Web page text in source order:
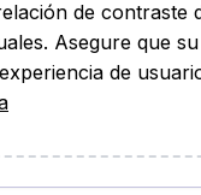
de contraste
Asegure que
de